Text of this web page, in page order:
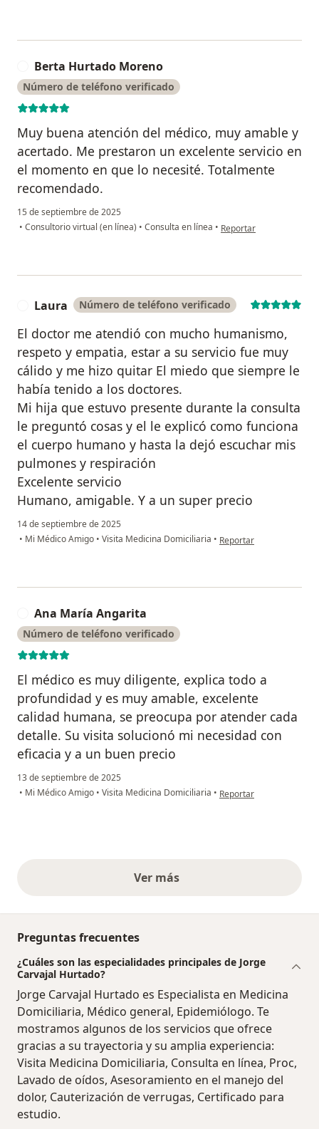
Berta Hurtado Moreno
Número de teléfono verificado
Muy buena atención del médico, muy amable y
acertado. Me prestaron un excelente servicio en
el momento en que lo necesité. Totalmente
recomendado.
15 de septiembre de 2025
• Consultorio virtual (en línea) • Consulta en línea • en opinión del usuario
Reportar
Laura Número de teléfono verificado
El doctor me atendió con mucho humanismo,
respeto y empatia, estar a su servicio fue muy
cálido y me hizo quitar El miedo que siempre le
había tenido a los doctores.
Mi hija que estuvo presente durante la consulta
le preguntó cosas y el le explicó como funciona
el cuerpo humano y hasta la dejó escuchar mis
pulmones y respiración
Excelente servicio
Humano, amigable. Y a un super precio
14 de septiembre de 2025
• Mi Médico Amigo • Visita Medicina Domiciliaria • en opinión del usuario
Reportar
Ana María Angarita
Número de teléfono verificado
El médico es muy diligente, explica todo a
profundidad y es muy amable, excelente
calidad humana, se preocupa por atender cada
detalle. Su visita solucionó mi necesidad con
eficacia y a un buen precio
13 de septiembre de 2025
• Mi Médico Amigo • Visita Medicina Domiciliaria • en opinión del usuario
Reportar
Ver másopiniones anteriores
Preguntas frecuentes
¿Cuáles son las especialidades principales de Jorge
Carvajal Hurtado?
Jorge Carvajal Hurtado es Especialista en Medicina
Domiciliaria, Médico general, Epidemiólogo. Te
mostramos algunos de los servicios que ofrece
gracias a su trayectoria y su amplia experiencia:
Visita Medicina Domiciliaria, Consulta en línea, Proc,
Lavado de oídos, Asesoramiento en el manejo del
dolor, Cauterización de verrugas, Certificado para
estudio.